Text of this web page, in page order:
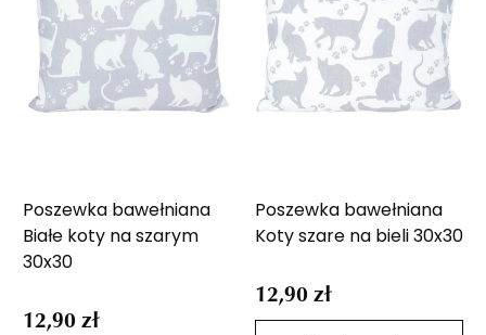
Poszewka bawełniana
Białe koty na szarym
30x30
12,90 zł
Poszewka bawełniana
Koty szare na bieli 30x30
12,90 zł